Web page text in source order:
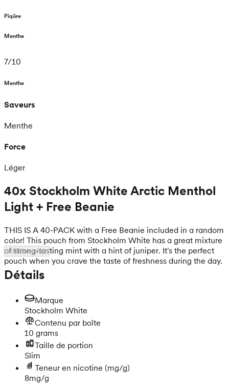
Piqûre
Menthe
7/10
Menthe
Saveurs
Menthe
Force
Léger
40x Stockholm White Arctic Menthol
Light + Free Beanie
THIS IS A 40-PACK with a Free Beanie included in a random
color! This pouch from Stockholm White has a great mixture
of strong-tasting mint with a hint of juniper. It's the perfect
pouch when you crave the taste of freshness during the day.
Afficher plus
Détails
Marque
Stockholm White
Contenu par boîte
10 grams
Taille de portion
Slim
Teneur en nicotine (mg/g)
8mg/g